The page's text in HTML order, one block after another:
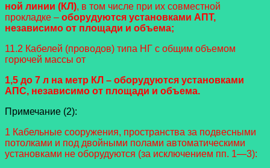
ной линии (КЛ), в том числе при их совместной
прокладке – оборудуются установками АПТ,
независимо от площади и объема;
11.2 Кабелей (проводов) типа НГ с общим объемом
горючей массы от
1,5 до 7 л на метр КЛ – оборудуются установками
АПС, независимо от площади и объема.
Примечание (2):
1 Кабельные сооружения, пространства за подвесными
потолками и под двойными полами автоматическими
установками не оборудуются (за исключением пп. 1—3):